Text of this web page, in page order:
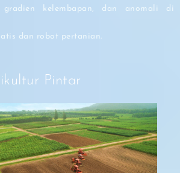
gradien kelembapan, dan anomali di
dan robot pertanian.
Pintar